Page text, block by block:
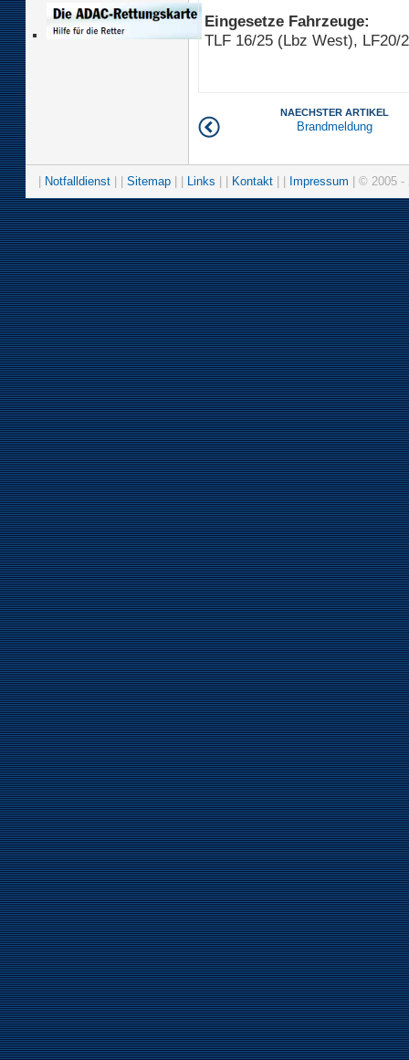
Eingesetze Fahrzeuge:
TLF 16/25 (Lbz West), LF20/
NAECHSTER ARTIKEL
Brandmeldung
Notfalldienst Sitemap Links Kontakt Impressum | © 2005 -